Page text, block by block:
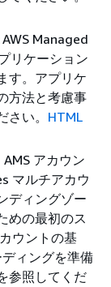
AWS Managed
リケーション
す。アプリケ
方法と考慮事
い。 HTML
AMS アカウン
マルチアカウ
ディングゾー
めの最初のス
ウントの基
ィングを準備
参照してくだ